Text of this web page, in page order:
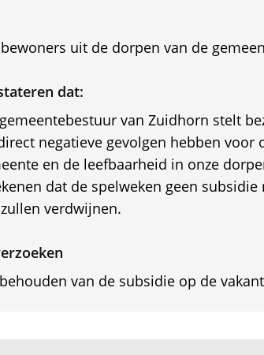
uit de dorpen van de
dat:
van Zuidhorn stelt
negatieve gevolgen hebben voor
en de leefbaarheid in onze
dat de spelweken geen subsidie
verdwijnen.
van de subsidie op de